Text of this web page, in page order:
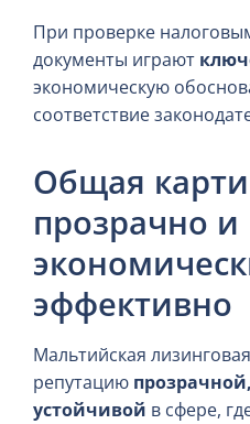
При проверке
документы играют
экономическую
соответствие
Общая
прозрачно и
эффективно
Мальтийская
репутацию
устойчивой в сфере,